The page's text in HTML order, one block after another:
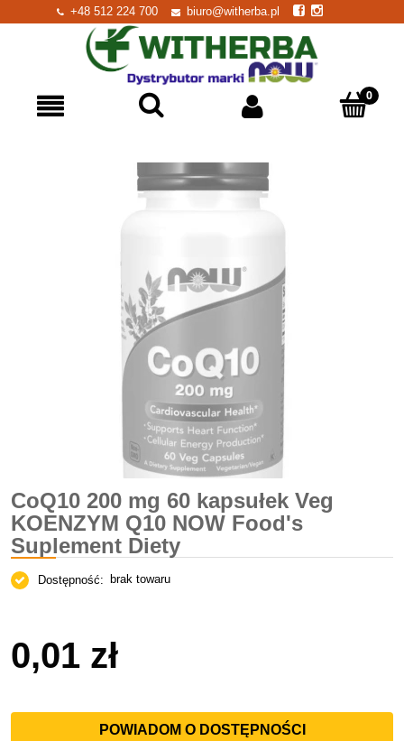
+48 512 224 700 biuro@witherba.pl
CoQ10 200 mg 60 kapsułek Veg
KOENZYM Q10 NOW Food's
Suplement Diety
Dostępność: brak towaru
0,01 zł
POWIADOM O DOSTĘPNOŚCI